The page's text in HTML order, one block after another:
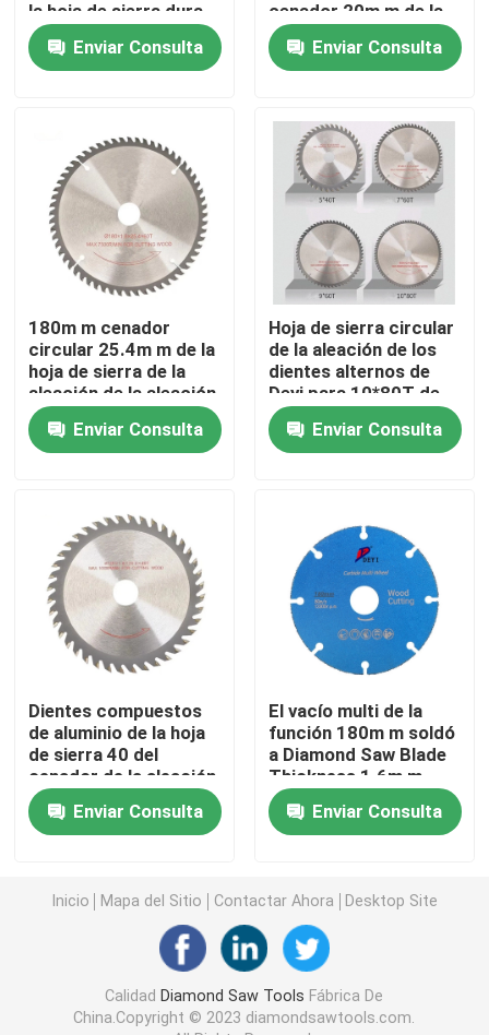
Contactos
Diamond Saw Tools
Diamond Saw Blade
Diamond Drill Core Bit
Diamond Grinding Wheel
rueda de la taza del diamante
Diamond Router Bit
Diamond Engraving Bit
Hoja de sierra oscilante
Amoladora de ángulo Tool
Hoja de sierra de la aleación
la hoja de sierra dura
de la aleación
Enviar Consulta
cenador 20m m de la
hoja de sierra
Enviar Consulta
180m m cenador
circular 25.4m m de la
hoja de sierra de la
aleación de la aleación
de Carbid de 60
dientesEnviar Consulta
Hoja de sierra circular
de la aleación de los
dientes alternos de
Deyi para 10*80T de
aluminio
Enviar Consulta
Dientes compuestos
de aluminio de la hoja
de sierra 40 del
cenador de la aleación
20m m de Carbid del
tableroEnviar Consulta
El vacío multi de la
función 180m m soldó
a Diamond Saw Blade
Thickness 1.6m m
Enviar Consulta
Inicio Mapa del Sitio Contactar Ahora Desktop Site
Calidad Diamond Saw Tools Fábrica De
China.Copyright © 2023 diamondsawtools.com.